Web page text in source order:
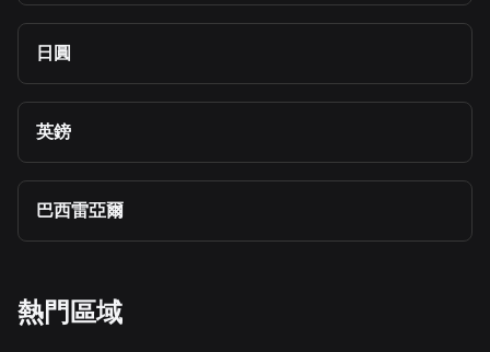
日圓
英鎊
巴西雷亞爾
熱門區域